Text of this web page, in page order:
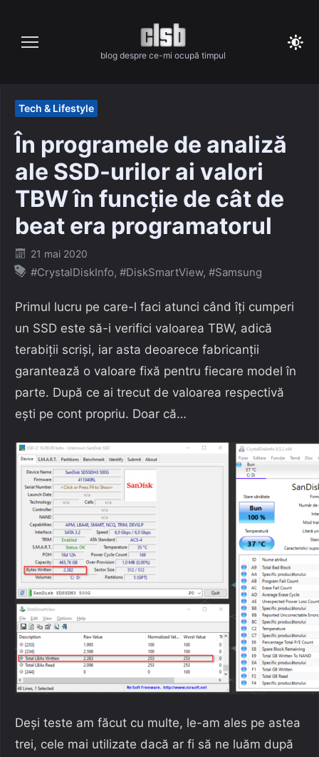
content
blog despre ce-mi ocupă timpul
Tech & Lifestyle
În programele de analiză
ale SSD-urilor ai valori
TBW în funcție de cât de
beat era programatorul
Posted
on
21 mai 2020
#CrystalDiskInfo, #DiskSmartView, #Samsung
Primul lucru pe care-l faci atunci când îți cumperi
un SSD este să-i verifici valoarea TBW, adică
terabiții scriși, iar asta deoarece fabricanții
garantează o valoare fixă pentru fiecare model în
parte. După ce ai trecut de valoarea respectivă
ești pe cont propriu. Doar că…
Deși teste am făcut cu multe, le-am ales pe astea
trei, cele mai utilizate dacă ar fi să ne luăm după